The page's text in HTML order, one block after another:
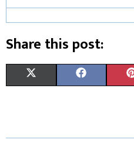
Share this post:
W E